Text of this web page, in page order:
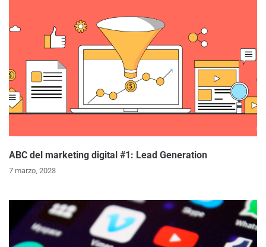
ABC del marketing digital #1: Lead Generation
7 marzo, 2023